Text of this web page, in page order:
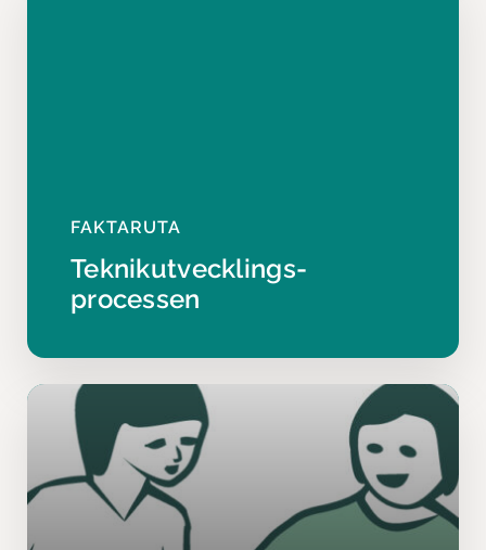
FAKTARUTA
Teknikutvecklings­
processen